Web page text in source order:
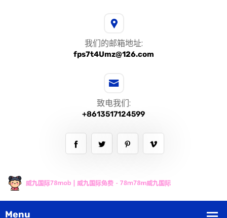
我们的邮箱地址:
fps7t4Umz@126.com
致电我们:
+8613517124599